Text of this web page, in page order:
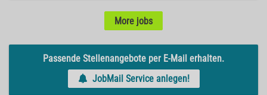
More jobs
Passende Stellenangebote per E-Mail erhalten.
JobMail Service anlegen!